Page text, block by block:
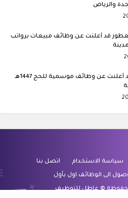
والرياض
قد أعلنت عن وظائف مبيعات برواتب
شركة الرفادة قد أعلنت عن وظائف موسمية للحج 1447هـ
سياسة الاستخدام اتصل بنا
الى الوظائف اول بأول
© عاطل للتوظيف